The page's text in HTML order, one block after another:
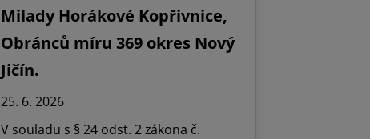
Milady Horákové Kopřivnice,
Obránců míru 369 okres Nový
Jičín.
25. 6. 2026
V souladu s § 24 odst. 2 zákona č.